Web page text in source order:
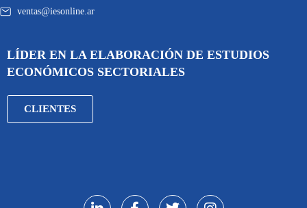
ventas@iesonline.ar
LÍDER EN LA ELABORACIÓN DE ESTUDIOS
ECONÓMICOS SECTORIALES
CLIENTES